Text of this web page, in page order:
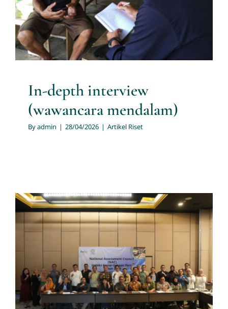
Artikel Riset
In-depth interview
(wawancara mendalam)
Byadmin | 28/04/2026 | Artikel Riset
Penyusunan Indeks
Kemerdekaan Pers (IKP)
Tahun 2025
Artikel Riset